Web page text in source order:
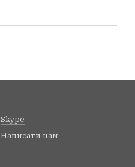
Skype
Написати нам